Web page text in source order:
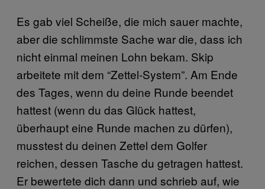
Es gab viel Scheiße, die mich sauer machte,
aber die schlimmste Sache war die, dass ich
nicht einmal meinen Lohn bekam. Skip
arbeitete mit dem “Zettel-System”. Am Ende
des Tages, wenn du deine Runde beendet
hattest (wenn du das Glück hattest,
überhaupt eine Runde machen zu dürfen),
musstest du deinen Zettel dem Golfer
reichen, dessen Tasche du getragen hattest.
Er bewertete dich dann und schrieb auf, wie